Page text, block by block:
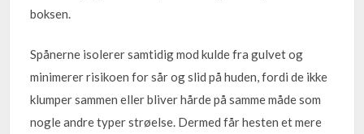
boksen.
Spånerne isolerer samtidig mod kulde fra gulvet og
minimerer risikoen for sår og slid på huden, fordi de ikke
klumper sammen eller bliver hårde på samme måde som
nogle andre typer strøelse. Dermed får hesten et mere